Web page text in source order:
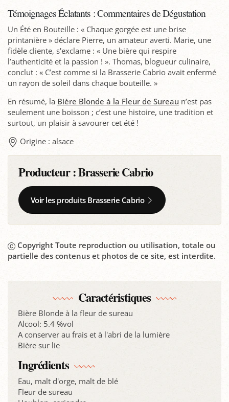
Témoignages Éclatants : Commentaires de Dégustation
Un Été en Bouteille : « Chaque gorgée est une brise
printanière » déclare Pierre, un amateur averti. Marie, une
fidèle cliente, s'exclame : « Une bière qui respire
l’authenticité et la passion ! ». Thomas, blogueur culinaire,
conclut : « C’est comme si la Brasserie Cabrio avait enfermé
un rayon de soleil dans chaque bouteille. »
En résumé, la Bière Blonde à la Fleur de Sureau n’est pas
seulement une boisson ; c’est une histoire, une tradition et
surtout, un plaisir à savourer cet été !
Origine : alsace
Producteur :Brasserie Cabrio
Voir les produits Brasserie Cabrio
Copyright Toute reproduction ou utilisation, totale ou
partielle des contenus et photos de ce site, est interdite.
Caractéristiques
Bière Blonde à la fleur de sureau
Alcool: 5.4 %vol
A conserver au frais et à l'abri de la lumière
Bière sur lie
Ingrédients
Eau, malt d'orge, malt de blé
Fleur de sureau